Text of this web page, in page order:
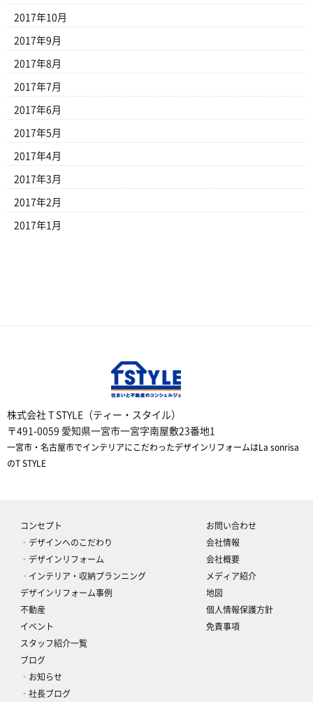
2017年10月
2017年9月
2017年8月
2017年7月
2017年6月
2017年5月
2017年4月
2017年3月
2017年2月
2017年1月
株式会社 T STYLE（ティー・スタイル）
〒491-0059 愛知県一宮市一宮字南屋敷23番地1
一宮市・名古屋市でインテリアにこだわったデザインリフォームはLa sonrisa
のT STYLE
コンセプト
‐デザインへのこだわり
‐デザインリフォーム
‐インテリア・収納プランニング
デザインリフォーム事例
不動産
イベント
スタッフ紹介一覧
ブログ
‐お知らせ
‐社長ブログ
お問い合わせ
会社情報
会社概要
メディア紹介
地図
個人情報保護方針
免責事項